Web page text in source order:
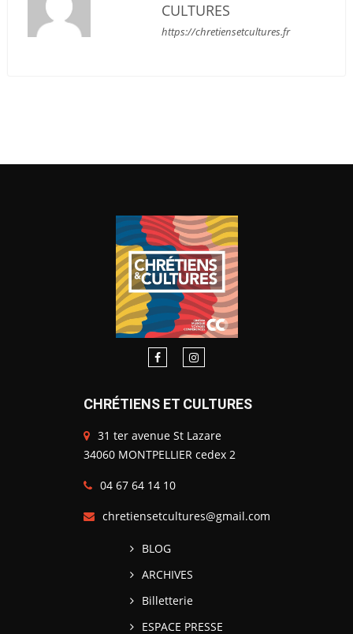
CULTURES
https://chretiensetcultures.fr
CHRÉTIENS ET CULTURES
31 ter avenue St Lazare
34060 MONTPELLIER cedex 2
04 67 64 14 10
chretiensetcultures@gmail.com
BLOG
ARCHIVES
Billetterie
ESPACE PRESSE